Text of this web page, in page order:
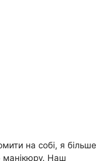
на собі, я більше
манікюру. Наш